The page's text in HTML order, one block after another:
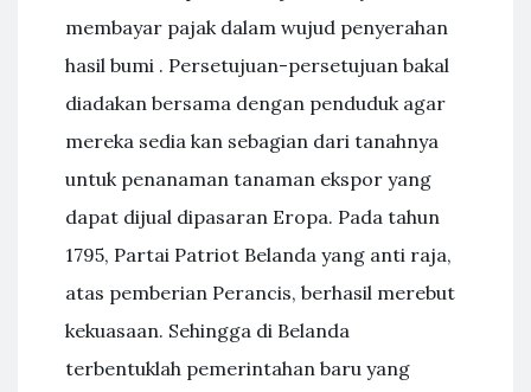
membayar pajak dalam wujud penyerahan
hasil bumi . Persetujuan-persetujuan bakal
diadakan bersama dengan penduduk agar
mereka sedia kan sebagian dari tanahnya
untuk penanaman tanaman ekspor yang
dapat dijual dipasaran Eropa. Pada tahun
1795, Partai Patriot Belanda yang anti raja,
atas pemberian Perancis, berhasil merebut
kekuasaan. Sehingga di Belanda
terbentuklah pemerintahan baru yang